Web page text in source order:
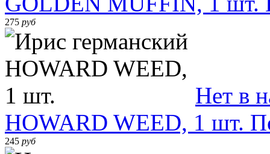
275 руб
Нет в
HOWARD WEED, 1 шт.
245 руб